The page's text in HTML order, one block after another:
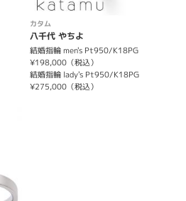
カタム
八千代 やちよ
結婚指輪 men's Pt950/K18PG
¥198,000（税込）
結婚指輪 lady's Pt950/K18PG
¥275,000（税込）